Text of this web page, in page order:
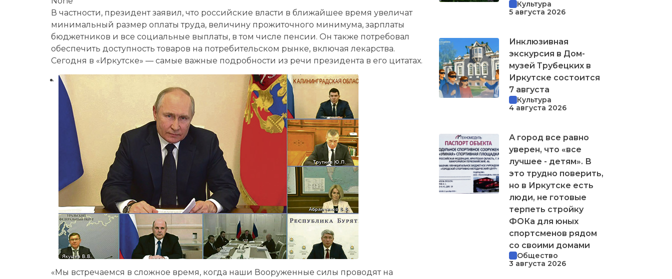
В частности, президент заявил, что российские власти в ближайшее время увеличат
минимальный размер оплаты труда, величину прожиточного минимума, зарплаты
бюджетников и все социальные выплаты, в том числе пенсии. Он также потребовал
обеспечить доступность товаров на потребительском рынке, включая лекарства.
Сегодня в «Иркутске» — самые важные подробности из речи президента в его цитатах.
«Мы встречаемся в сложное время, когда наши Вооруженные силы проводят на
Культура
5 августа 2026
Инклюзивная
экскурсия в Дом-
музей Трубецких в
Иркутске состоится
7 августа
Культура
4 августа 2026
А город все равно
уверен, что «все
лучшее - детям». В
это трудно поверить,
но в Иркутске есть
люди, не готовые
терпеть стройку
ФОКа для юных
спортсменов рядом
со своими домами
Общество
3 августа 2026